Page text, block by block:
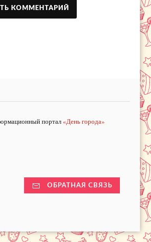
портал «День города»
ОБРАТНАЯ СВЯЗЬ